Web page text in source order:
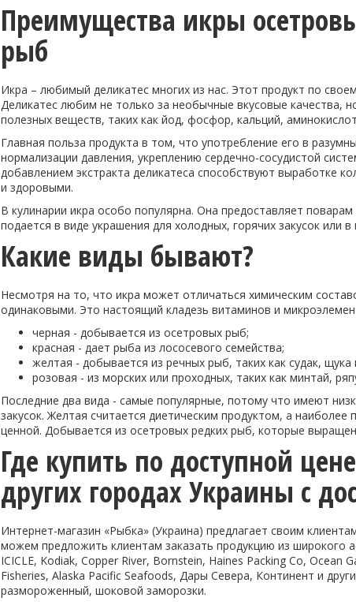
Преимущества икры
рыб
Икра – любимый деликатес многих из нас. Этот продукт по
Деликатес любим не только за необычные вкусовые качества,
полезных веществ, таких как йод, фосфор, кальций,
Главная польза продукта в том, что употребление его в
нормализации давления, укреплению сердечно-сосудистой
добавлением экстракта деликатеса способствуют выработке
и здоровыми.
В кулинарии икра особо популярна. Она предоставляет
подается в виде украшения для холодных, горячих закусок или
Какие виды бывают?
Несмотря на то, что икра может отличаться химическим
одинаковыми. Это настоящий кладезь витаминов и
черная - добывается из осетровых рыб;
красная - дает рыба из лососевого семейства;
желтая - добывается из речных рыб, таких как судак, щука
розовая - из морских или проходных, таких как минтай,
Последние два вида - самые популярные, потому что имеют
закусок. Желтая считается диетическим продуктом, а
ценной. Добывается из осетровых редких рыб, которые
Где купить по доступной
других городах Украины с
Интернет-магазин «Рыбка» (Украина) предлагает своим
можем предложить клиентам заказать продукцию из широкого
ICICLE, Kodiak, Copper River, Bornstein, Haines Packing Co, Ocean
Fisheries, Alaska Pacific Seafoods, Дары Севера, Континент и
размороженный, шоковой заморозки.